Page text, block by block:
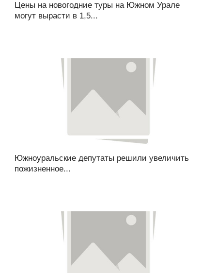
Цены на новогодние туры на Южном Урале
могут вырасти в 1,5...
Южноуральские депутаты решили увеличить
пожизненное...